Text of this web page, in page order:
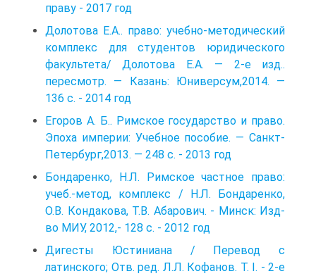
праву - 2017 год
Долотова Е.А.. право: учебно-методический
комплекс для студентов юридического
факультета/ Долотова Е.А. — 2-е изд..
пересмотр. — Казань: Юниверсум,2014. —
136 с. - 2014 год
Егоров А. Б.. Римское государство и право.
Эпоха империи: Учебное пособие. — Санкт-
Петербург,2013. — 248 с. - 2013 год
Бондаренко, Н.Л. Римское частное право:
учеб.-метод, комплекс / Н.Л. Бон­даренко,
О.В. Кондакова, Т.В. Абарович. - Минск: Изд-
во МИУ, 2012,- 128 с. - 2012 год
Дигесты Юстиниана / Перевод с
латинского; Отв. ред. Л.Л. Кофанов. Т. I. - 2-е